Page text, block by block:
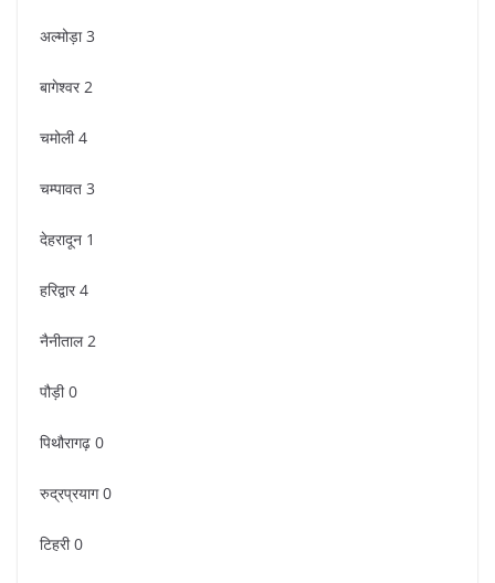
अल्मोड़ा 3
बागेश्वर 2
चमोली 4
चम्पावत 3
देहरादून 1
हरिद्वार 4
नैनीताल 2
पौड़ी 0
पिथौरागढ़ 0
रुद्रप्रयाग 0
टिहरी 0